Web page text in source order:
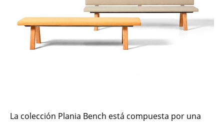
La colección Plania Bench está compuesta por una